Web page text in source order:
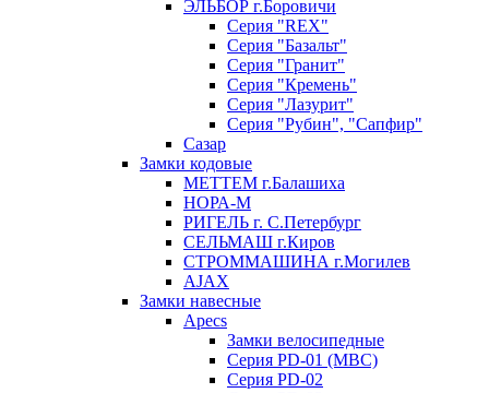
ЭЛЬБОР г.Боровичи
Серия "REX"
Серия "Базальт"
Серия "Гранит"
Серия "Кремень"
Серия "Лазурит"
Серия "Рубин", "Сапфир"
Сазар
Замки кодовые
МЕТТЕМ г.Балашиха
НОРА-М
РИГЕЛЬ г. С.Петербург
СЕЛЬМАШ г.Киров
СТРОММАШИНА г.Могилев
AJAX
Замки навесные
Apecs
Замки велосипедные
Серия PD-01 (МВС)
Серия PD-02